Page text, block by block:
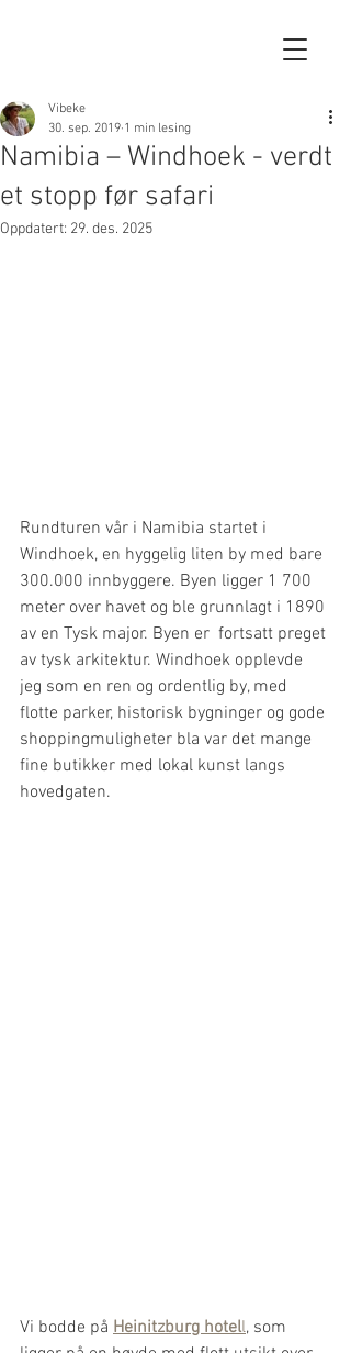
Namibia – Windhoek - verdt
et stopp før safari
Vibeke
30. sep. 2019 1 min lesing
Oppdatert: 29. des. 2025
Rundturen vår i Namibia startet i
Windhoek, en hyggelig liten by med bare
300.000 innbyggere. Byen ligger 1 700
meter over havet og ble grunnlagt i 1890
av en Tysk major. Byen er  fortsatt preget
av tysk arkitektur. Windhoek opplevde
jeg som en ren og ordentlig by, med
flotte parker, historisk bygninger og gode
shoppingmuligheter bla var det mange
fine butikker med lokal kunst langs
hovedgaten.
Vi bodde på Heinitzburg hotell, som